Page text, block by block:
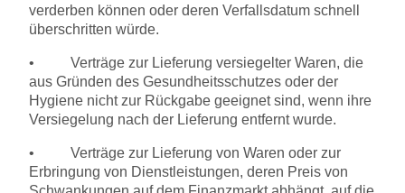
verderben können oder deren Verfallsdatum schnell
überschritten würde.
•
Verträge zur Lieferung versiegelter Waren, die
aus Gründen des Gesundheitsschutzes oder der
Hygiene nicht zur Rückgabe geeignet sind, wenn ihre
Versiegelung nach der Lieferung entfernt wurde.
•
Verträge zur Lieferung von Waren oder zur
Erbringung von Dienstleistungen, deren Preis von